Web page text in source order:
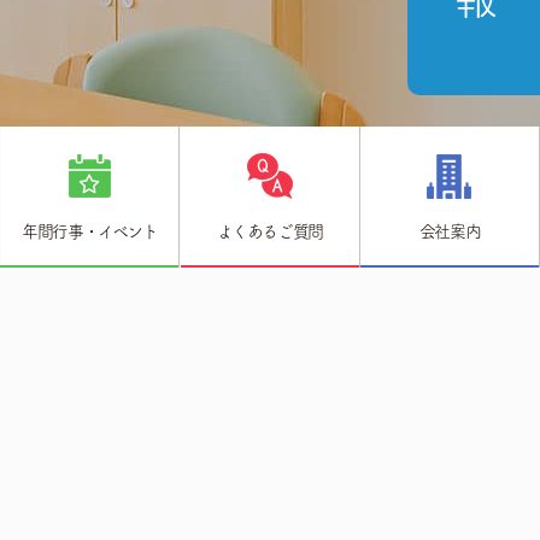
年間行事・イベント よくあるご質問 会社案内